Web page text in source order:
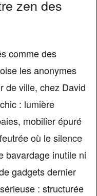
zen des
comme des
les anonymes
de ville, chez David
: lumière
mobilier épuré
où le silence
bavardage inutile ni
gadgets dernier
: structurée